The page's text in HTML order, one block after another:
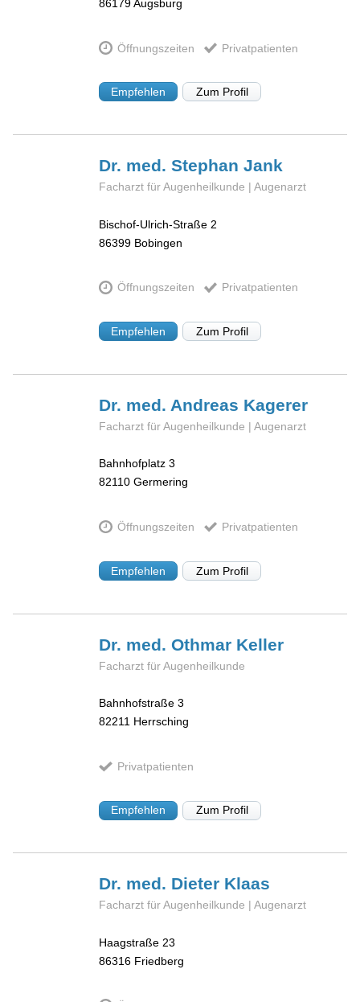
86179Augsburg
Öffnungszeiten Privatpatienten
Empfehlen Zum Profil
Dr. med. StephanJank
Facharzt für Augenheilkunde | Augenarzt
Bischof-Ulrich-Straße 2
86399 Bobingen
Öffnungszeiten Privatpatienten
Empfehlen Zum Profil
Dr. med. Andreas Kagerer
Facharzt für Augenheilkunde | Augenarzt
Bahnhofplatz 3
82110 Germering
Öffnungszeiten Privatpatienten
Empfehlen Zum Profil
Dr. med. Othmar Keller
Facharzt für Augenheilkunde
Bahnhofstraße 3
82211 Herrsching
Privatpatienten
Empfehlen Zum Profil
Dr. med. Dieter Klaas
Facharzt für Augenheilkunde | Augenarzt
Haagstraße 23
86316 Friedberg